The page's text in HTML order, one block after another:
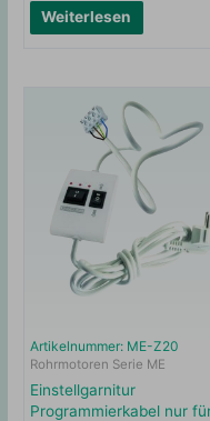
Weiterlesen
Artikelnummer: ME-Z20
Rohrmotoren Serie ME
Einstellgarnitur
Programmierkabel nur